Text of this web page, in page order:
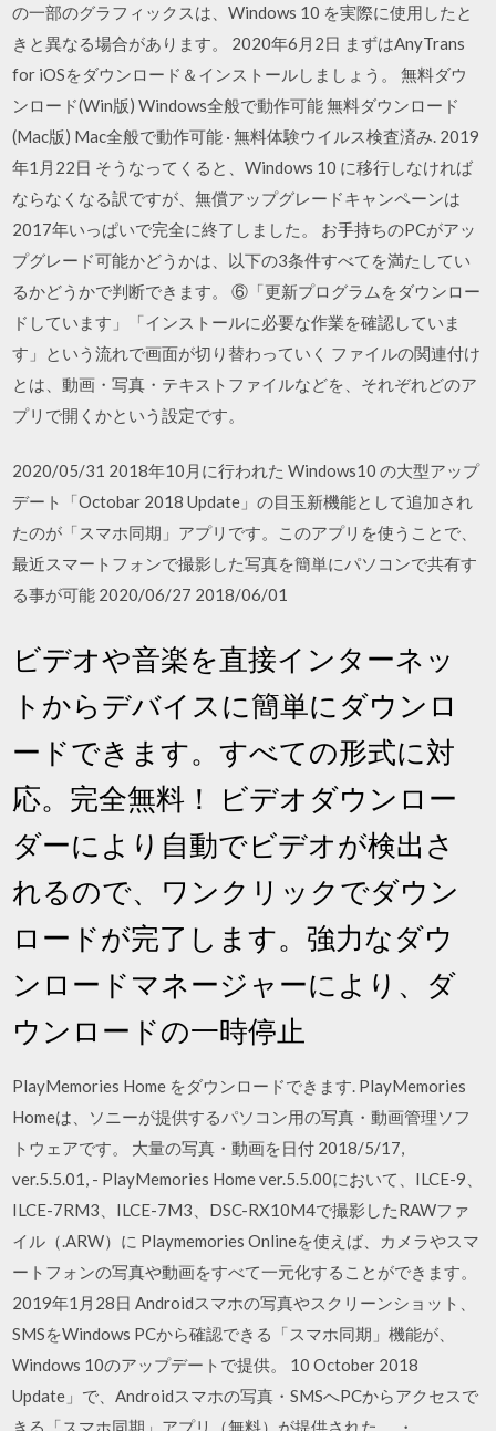
の一部のグラフィックスは、Windows 10 を実際に使用したと
きと異なる場合があります。 2020年6月2日 まずはAnyTrans
for iOSをダウンロード＆インストールしましょう。 無料ダウ
ンロード(Win版) Windows全般で動作可能 無料ダウンロード
(Mac版) Mac全般で動作可能 · 無料体験ウイルス検査済み. 2019
年1月22日 そうなってくると、Windows 10 に移行しなければ
ならなくなる訳ですが、無償アップグレードキャンペーンは
2017年いっぱいで完全に終了しました。 お手持ちのPCがアッ
プグレード可能かどうかは、以下の3条件すべてを満たしてい
るかどうかで判断できます。 ⑥「更新プログラムをダウンロー
ドしています」「インストールに必要な作業を確認していま
す」という流れで画面が切り替わっていく ファイルの関連付け
とは、動画・写真・テキストファイルなどを、それぞれどのア
プリで開くかという設定です。
2020/05/31 2018年10月に行われた Windows10 の大型アップ
デート「Octobar 2018 Update」の目玉新機能として追加され
たのが「スマホ同期」アプリです。このアプリを使うことで、
最近スマートフォンで撮影した写真を簡単にパソコンで共有す
る事が可能 2020/06/27 2018/06/01
ビデオや音楽を直接インターネッ
トからデバイスに簡単にダウンロ
ードできます。すべての形式に対
応。完全無料！ ビデオダウンロー
ダーにより自動でビデオが検出さ
れるので、ワンクリックでダウン
ロードが完了します。強力なダウ
ンロードマネージャーにより、ダ
ウンロードの一時停止
PlayMemories Home をダウンロードできます. PlayMemories
Homeは、ソニーが提供するパソコン用の写真・動画管理ソフ
トウェアです。 大量の写真・動画を日付 2018/5/17,
ver.5.5.01, - PlayMemories Home ver.5.5.00において、ILCE-9、
ILCE-7RM3、ILCE-7M3、DSC-RX10M4で撮影したRAWファ
イル（.ARW）に Playmemories Onlineを使えば、カメラやスマ
ートフォンの写真や動画をすべて一元化することができます。
2019年1月28日 Androidスマホの写真やスクリーンショット、
SMSをWindows PCから確認できる「スマホ同期」機能が、
Windows 10のアップデートで提供。 10 October 2018
Update」で、Androidスマホの写真・SMSへPCからアクセスで
きる「スマホ同期」アプリ（無料）が提供された。 ・